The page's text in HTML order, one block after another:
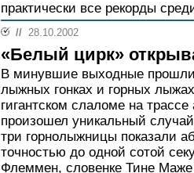
практически все рекорды
// 28.10.2002
«Белый цирк»
В минувшие выходные
лыжных гонках и горных
гигантском слаломе на
произошел уникальный
три горнолыжницы показали
точностью до одной сотой
Флеммен, словенке Тине